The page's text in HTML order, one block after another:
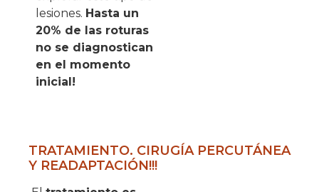
lesiones. Hasta un
20% de las roturas
no se diagnostican
en el momento
inicial!
TRATAMIENTO. CIRUGÍA PERCUTÁNEA
Y READAPTACIÓN!!!